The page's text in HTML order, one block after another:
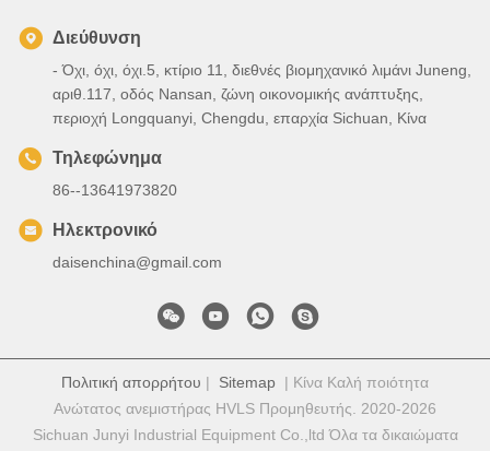
Διεύθυνση
- Όχι, όχι, όχι.5, κτίριο 11, διεθνές βιομηχανικό λιμάνι Juneng,
αριθ.117, οδός Nansan, ζώνη οικονομικής ανάπτυξης,
περιοχή Longquanyi, Chengdu, επαρχία Sichuan, Κίνα
Τηλεφώνημα
86--13641973820
Ηλεκτρονικό
daisenchina@gmail.com
Πολιτική απορρήτου | Sitemap | Κίνα Καλή ποιότητα
Ανώτατος ανεμιστήρας HVLS Προμηθευτής. 2020-2026
Sichuan Junyi Industrial Equipment Co.,ltd Όλα τα δικαιώματα